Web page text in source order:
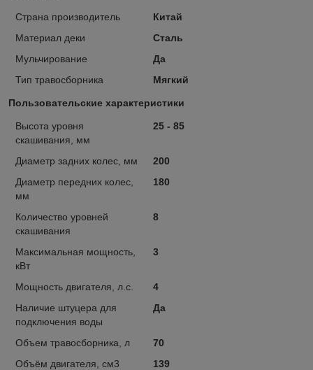
Страна производитель
Китай
Материал деки
Сталь
Мульчирование
Да
Тип травосборника
Мягкий
Пользовательские характеристики
Высота уровня
скашивания, мм
25 - 85
Диаметр задних колес, мм
200
Диаметр передних колес,
мм
180
Количество уровней
скашивания
8
Максимальная мощность,
кВт
3
Мощность двигателя, л.с.
4
Наличие штуцера для
подключения воды
Да
Объем травосборника, л
70
Объём двигателя, см3
139